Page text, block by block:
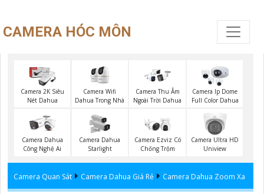
CAMERA HÓC MÔN
Camera 2K Siêu
Nét Dahua
Camera Wifi
Dahua Trong Nhà
Camera Thu Âm
Ngoài Trời Dahua
Camera Ip Dome
Full Color Dahua
Camera Dahua
Công Nghệ Ai
Camera Dahua
Starlight
Camera Ezviz Có
Chống Trộm
Camera Ultra HD
Uniview
Camera Quan Sát Camera Dahua Giá Rẻ Camera Dahua Zoom Xa